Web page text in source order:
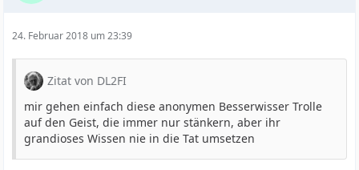
24. Februar 2018 um 23:39
Zitat von DL2FI
mir gehen einfach diese anonymen Besserwisser Trolle
auf den Geist, die immer nur stänkern, aber ihr
grandioses Wissen nie in die Tat umsetzen